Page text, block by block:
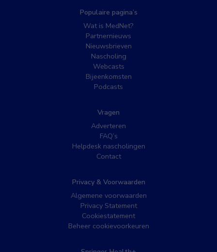
Populaire pagina’s
Wat is MedNet?
Partnernieuws
Nieuwsbrieven
Nascholing
Webcasts
Bijeenkomsten
Podcasts
Vragen
Adverteren
FAQ’s
Helpdesk nascholingen
Contact
Privacy & Voorwaarden
Algemene voorwaarden
Privacy Statement
Cookiestatement
Beheer cookievoorkeuren